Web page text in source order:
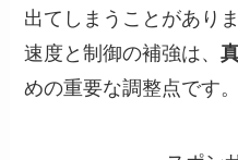
出てしまうことがありま
速度と制御の補強は、
めの重要な調整点です。